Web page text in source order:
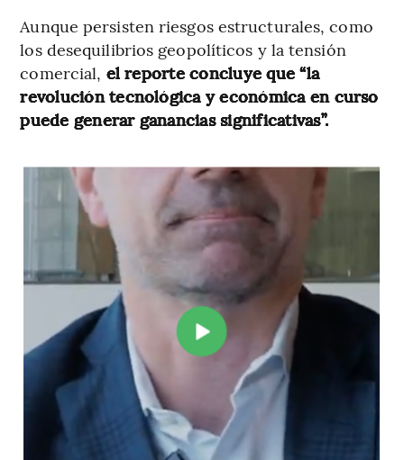
Aunque persisten riesgos estructurales, como
los desequilibrios geopolíticos y la tensión
comercial, el reporte concluye que “la
revolución tecnológica y económica en curso
puede generar ganancias significativas”.